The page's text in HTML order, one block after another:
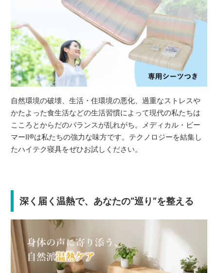
自然環境の破壊、生活・住環境の悪化、過重なストレスや
かたよった食生活などの生活習慣によって現代の私たちは
こころとからだのバランスが乱れがち。メディカル・ビー
マーⅡ®は私たちの強力な味方です。テクノロジーを結集し
たハイテク寝具をぜひお試しください。
深く届く温熱で、あなたの“巡り”を整える